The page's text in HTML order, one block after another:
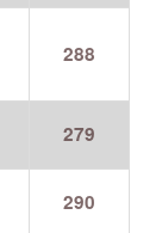
288
279
290